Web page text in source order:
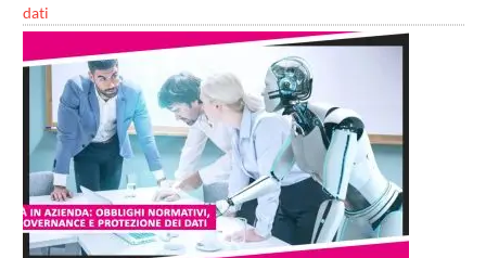
dati